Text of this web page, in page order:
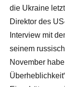
die Ukraine
Direktor des
Interview mit
seinem
November